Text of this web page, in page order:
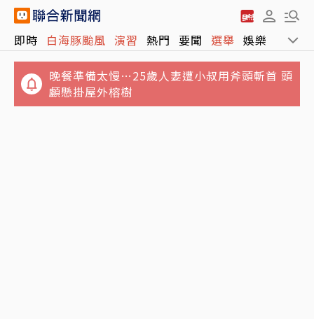
即時 白海豚颱風 演習 熱門 要聞 選舉 娛樂 運動
晚餐準備太慢…25歲人妻遭小叔用斧頭斬首 頭
顱懸掛屋外榕樹